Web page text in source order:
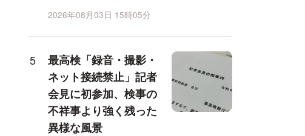
2026年08月03日 15時05分
最高検「録音・撮影・
ネット接続禁止」記者
会見に初参加、検事の
不祥事より強く残った
異様な風景